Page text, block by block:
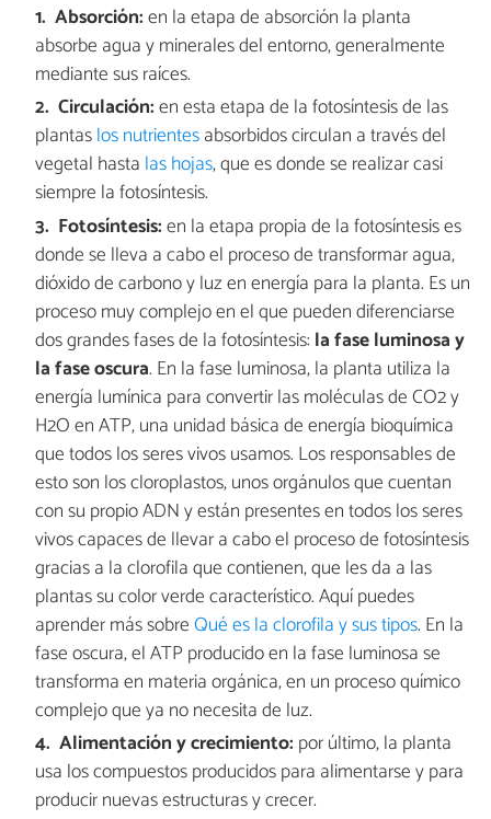
Absorción:en la etapa de absorción la planta
absorbe agua y minerales del entorno, generalmente
mediante sus raíces.
Circulación:en esta etapa de la fotosíntesis de las
plantaslos nutrientesabsorbidos circulan a través del
vegetal hasta las hojas, que es donde se realizar casi
siempre la fotosíntesis.
Fotosíntesis:en la etapa propia de la fotosíntesis es
donde se lleva a cabo el proceso de transformar agua,
dióxido de carbono y luz en energía para la planta. Es un
proceso muy complejo en el que pueden diferenciarse
dos grandes fases de la fotosíntesis: la fase luminosa y
la fase oscura. En la fase luminosa, la planta utiliza la
energía lumínica para convertir las moléculas de CO2 y
H2O en ATP, una unidad básica de energía bioquímica
que todos los seres vivos usamos. Los responsables de
esto son los cloroplastos, unos orgánulos que cuentan
con su propio ADN y están presentes en todos los seres
vivos capaces de llevar a cabo el proceso de fotosíntesis
gracias a la clorofila que contienen, que les da a las
plantas su color verde característico. Aquí puedes
aprender más sobreQué es la clorofila y sus tipos. En la
fase oscura, el ATP producido en la fase luminosa se
transforma en materia orgánica, en un proceso químico
complejo que ya no necesita de luz.
Alimentación y crecimiento: por último, la planta
usa los compuestos producidos para alimentarse y para
producir nuevas estructuras y crecer.